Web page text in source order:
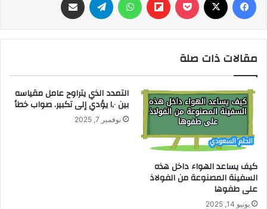
مقالات ذات صلة
كيف يساعد الهواء داخل هذه
السفينة المصنوعة من الفولاذ
على طفوها
يونيو 14, 2025
التمدد الذي يتراوح عامل مقياسه
بين ١,٠ يؤدي إلى تكبير. صواب خطأ
نوفمبر 7, 2025